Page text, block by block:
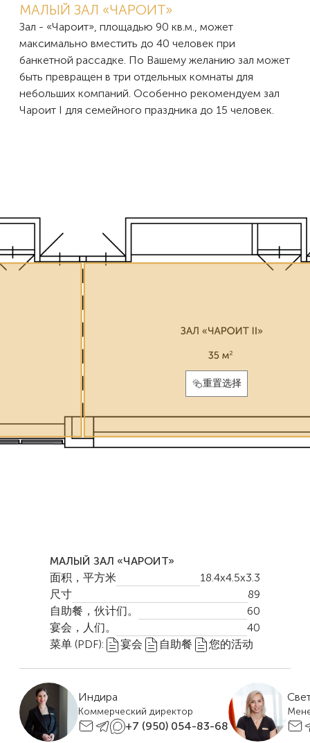
МАЛЫЙ ЗАЛ «ЧАРОИТ»
Зал - «Чароит», площадью 90 кв.м., может
максимально вместить до 40 человек при
банкетной рассадке. По Вашему желанию зал может
быть превращен в три отдельных комнаты для
небольших компаний. Особенно рекомендуем зал
Чароит I для семейного праздника до 15 человек.
重置选择
МАЛЫЙ ЗАЛ «ЧАРОИТ»
面积，平方米
18.4x4.5x3.3
尺寸
89
自助餐，伙计们。
60
宴会，人们。
40
菜单 (PDF):
宴会 自助餐 您的活动
Индира
Коммерческий директор
+7 (950) 054-83-68